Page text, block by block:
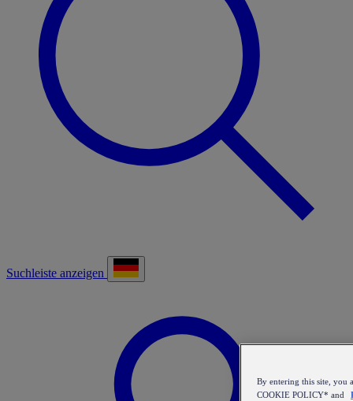
Suchleiste anzeigen
By entering this site, you
COOKIE POLICY* and